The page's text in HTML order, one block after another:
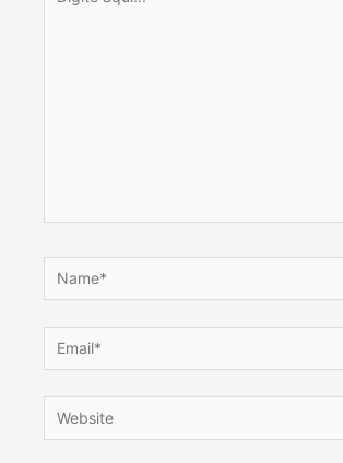
aqui...
Name*
Email*
Website